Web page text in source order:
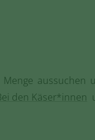
Menge
den Käser*innen